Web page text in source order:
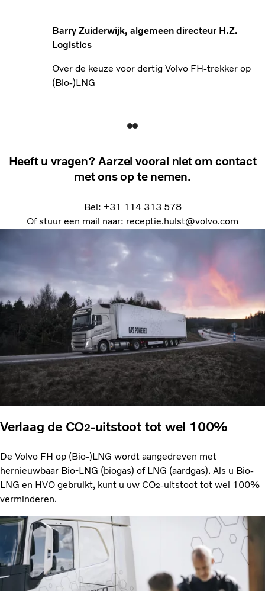
Barry Zuiderwijk, algemeen directeur H.Z.
Logistics
Over de keuze voor dertig Volvo FH-trekker op
(Bio-)LNG
Heeft u vragen? Aarzel vooral niet om contact
met ons op te nemen.
Bel: +31 114 313 578
Of stuur een mail naar: receptie.hulst@volvo.com
Verlaag de CO2-uitstoot tot wel 100%
De Volvo FH op (Bio-)LNG wordt aangedreven met
hernieuwbaar Bio-LNG (biogas) of LNG (aardgas). Als u Bio-
LNG en HVO gebruikt, kunt u uw CO2-uitstoot tot wel 100%
verminderen.